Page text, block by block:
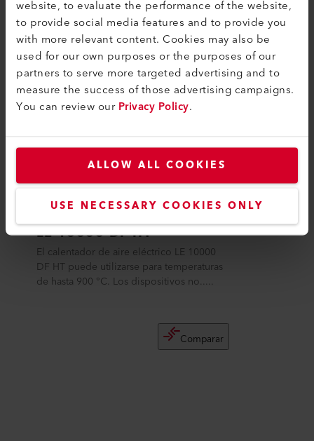
website, to evaluate the performance of the website,
to provide social media features and to provide you
with more relevant content. Cookies may also be
used for our own purposes or the purposes of our
partners to serve more targeted advertising and to
measure the success of those advertising campaigns.
You can review ourPrivacy Policy.
ALLOW ALL COOKIES
USE NECESSARY COOKIES ONLY
PRODUCTOS SIMILARES
Lo mejor o nada
LE 10000 DF HT
El calentador de aire eléctrico LE 10000
DF HT puede utilizarse para temperaturas
de hasta 900 °C. Los dispositivos no.....
Comparar